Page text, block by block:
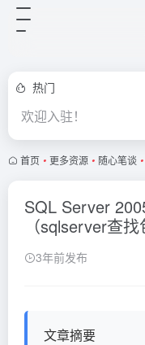
热门
欢迎入驻！
首页 • 更多资源 • 随心笔谈 •
SQL Server
（sqlserver查
3年前发布
文章摘要